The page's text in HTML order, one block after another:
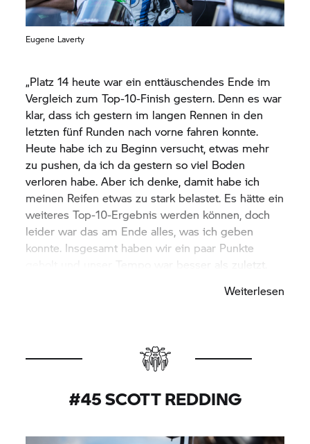
Eugene Laverty
„Platz 14 heute war ein enttäuschendes Ende im
Vergleich zum Top-10-Finish gestern. Denn es war
klar, dass ich gestern im langen Rennen in den
letzten fünf Runden nach vorne fahren konnte.
Heute habe ich zu Beginn versucht, etwas mehr
zu pushen, da ich da gestern so viel Boden
verloren habe. Aber ich denke, damit habe ich
meinen Reifen etwas zu stark belastet. Es hätte ein
weiteres Top-10-Ergebnis werden können, doch
leider war das am Ende alles, was ich geben
konnte. Insgesamt haben wir ein paar Punkte
geholt und unser Tempo war besser als zuletzt.
Weiterlesen
#45 SCOTT REDDING